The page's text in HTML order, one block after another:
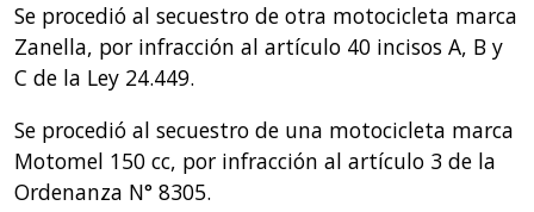
Se procedió al secuestro de otra motocicleta marca
Zanella, por infracción al artículo 40 incisos A, B y
C de la Ley 24.449.
Se procedió al secuestro de una motocicleta marca
Motomel 150 cc, por infracción al artículo 3 de la
Ordenanza N° 8305.